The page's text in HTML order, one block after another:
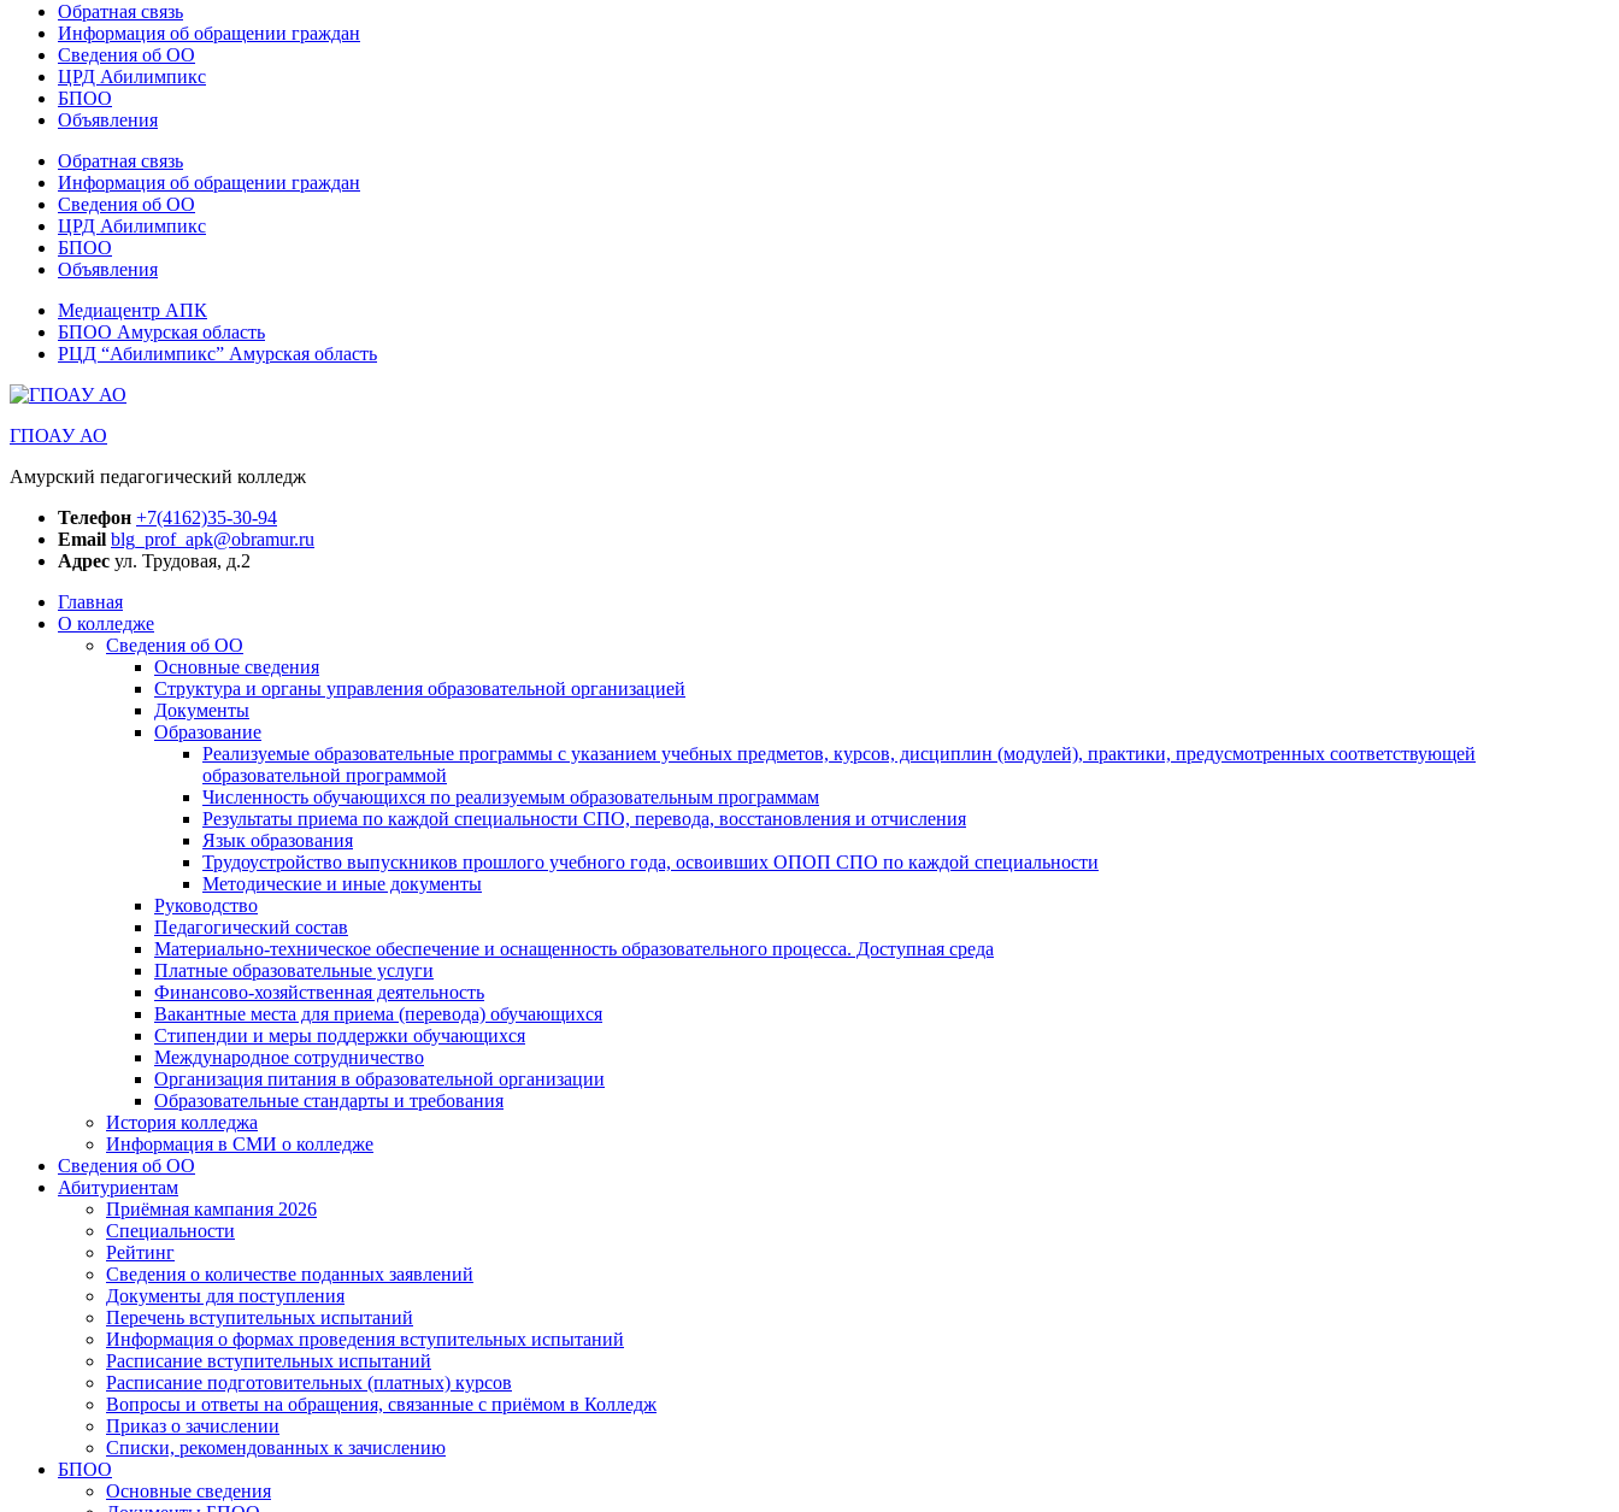
Обратная связь
Информация об обращении граждан
Сведения об ОО
ЦРД Абилимпикс
БПОО
Объявления
Обратная связь
Информация об обращении граждан
Сведения об ОО
ЦРД Абилимпикс
БПОО
Объявления
Медиацентр АПК
БПОО Амурская область
РЦД “Абилимпикс” Амурская область
ГПОАУ АО
Амурский педагогический колледж
Телефон +7(4162)35-30-94
Email blg_prof_apk@obramur.ru
Адрес ул. Трудовая, д.2
Главная
О колледже
Сведения об ОО
Основные сведения
Структура и органы управления образовательной организацией
Документы
Образование
Реализуемые образовательные программы с указанием учебных предметов, курсов, дисциплин (модулей), практики, предусмотренных соответствующей
образовательной программой
Численность обучающихся по реализуемым образовательным программам
Результаты приема по каждой специальности СПО, перевода, восстановления и отчисления
Язык образования
Трудоустройство выпускников прошлого учебного года, освоивших ОПОП СПО по каждой специальности
Методические и иные документы
Руководство
Педагогический состав
Материально-техническое обеспечение и оснащенность образовательного процесса. Доступная среда
Платные образовательные услуги
Финансово-хозяйственная деятельность
Вакантные места для приема (перевода) обучающихся
Стипендии и меры поддержки обучающихся
Международное сотрудничество
Организация питания в образовательной организации
Образовательные стандарты и требования
История колледжа
Информация в СМИ о колледже
Сведения об ОО
Абитуриентам
Приёмная кампания 2026
Специальности
Рейтинг
Сведения о количестве поданных заявлений
Документы для поступления
Перечень вступительных испытаний
Информация о формах проведения вступительных испытаний
Расписание вступительных испытаний
Расписание подготовительных (платных) курсов
Вопросы и ответы на обращения, связанные с приёмом в Колледж
Приказ о зачислении
Списки, рекомендованных к зачислению
БПОО
Основные сведения